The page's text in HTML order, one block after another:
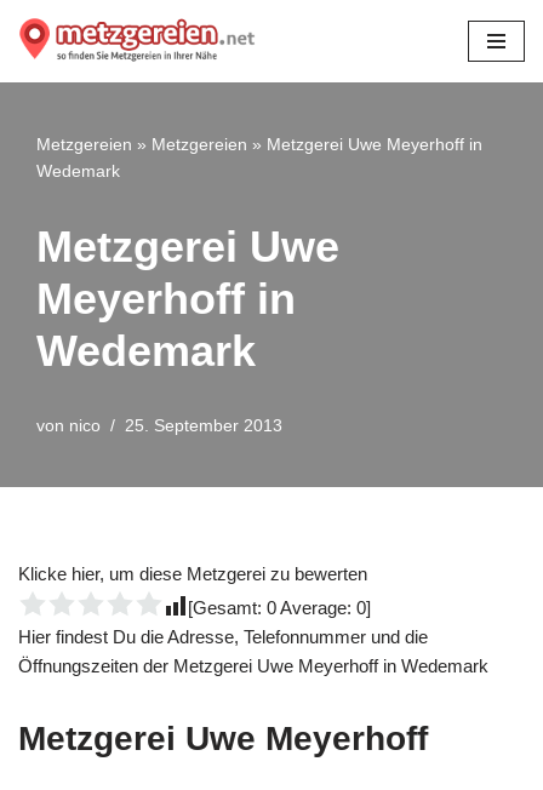
Zum
Metzgereien » Metzgereien » Metzgerei Uwe Meyerhoff in
Wedemark
Metzgerei Uwe
Meyerhoff in
Wedemark
von nico 25. September 2013
Klicke hier, um diese Metzgerei zu bewerten
[Gesamt: 0Average: 0]
Hier findest Du die Adresse, Telefonnummer und die
Öffnungszeiten der Metzgerei Uwe Meyerhoff in Wedemark
Metzgerei Uwe Meyerhoff